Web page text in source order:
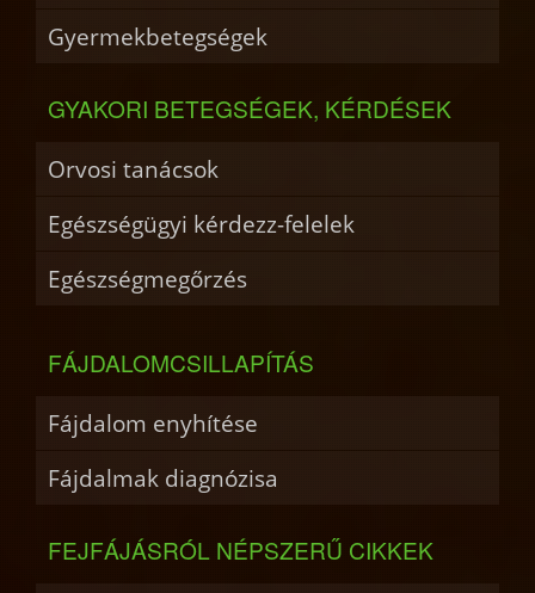
Gyermekbetegségek
GYAKORI BETEGSÉGEK, KÉRDÉSEK
Orvosi tanácsok
Egészségügyi kérdezz-felelek
Egészségmegőrzés
FÁJDALOMCSILLAPÍTÁS
Fájdalom enyhítése
Fájdalmak diagnózisa
FEJFÁJÁSRÓL NÉPSZERŰ CIKKEK